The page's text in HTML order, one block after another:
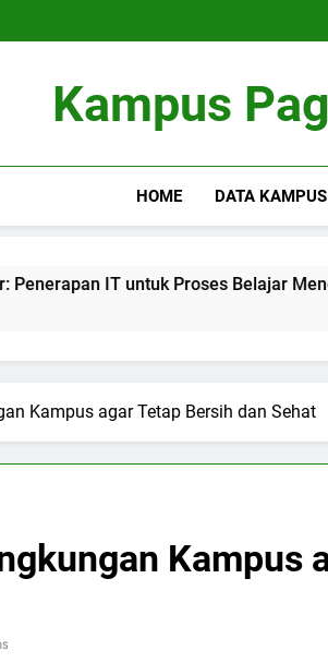
Kampus
HOME DATA
untuk Proses Belajar Mengajar
Kampus agar Tetap Bersih dan Sehat
Kampus